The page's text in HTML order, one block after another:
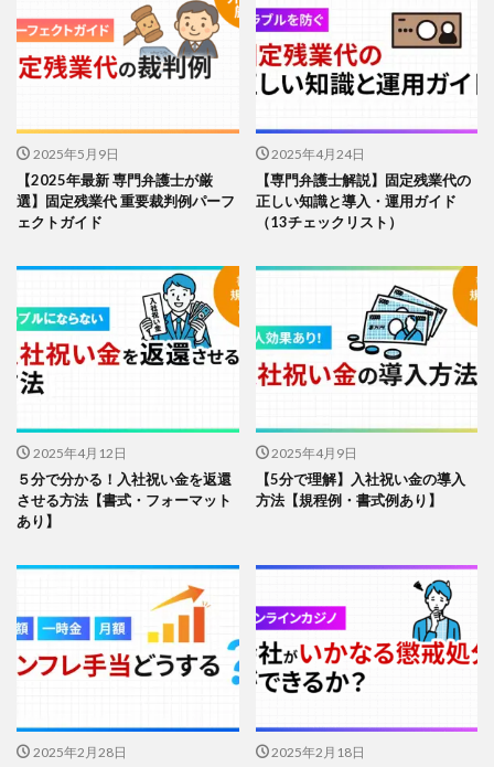
2025年5月9日
【2025年最新 専門弁護士が厳
選】固定残業代 重要裁判例パーフ
ェクトガイド
2025年4月24日
【専門弁護士解説】固定残業代の
正しい知識と導入・運用ガイド
（13チェックリスト）
2025年4月12日
５分で分かる！入社祝い金を返還
させる方法【書式・フォーマット
あり】
2025年4月9日
【5分で理解】入社祝い金の導入
方法【規程例・書式例あり】
2025年2月28日 2025年2月18日